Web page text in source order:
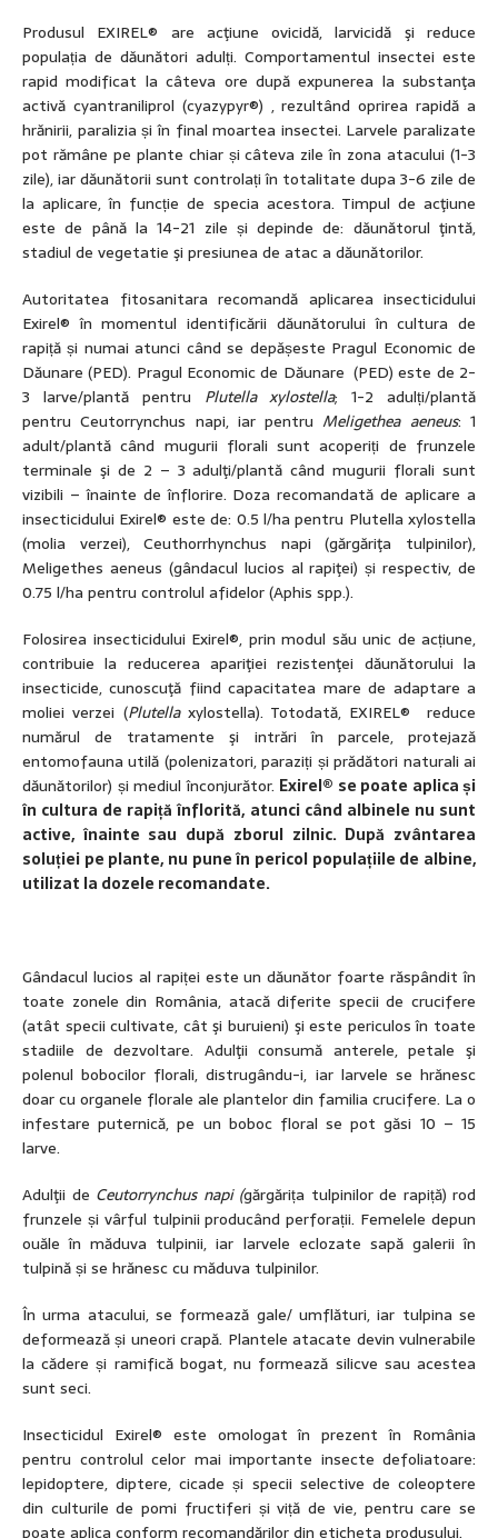
Produsul EXIREL® are acţiune ovicidă, larvicidă şi reduce
populația de dăunători adulți. Comportamentul insectei este
rapid modificat la câteva ore după expunerea la substanţa
activă cyantraniliprol (cyazypyr®) , rezultând oprirea rapidă a
hrănirii, paralizia și în final moartea insectei. Larvele paralizate
pot rămâne pe plante chiar și câteva zile în zona atacului (1-3
zile), iar dăunătorii sunt controlați în totalitate dupa 3-6 zile de
la aplicare, în funcție de specia acestora. Timpul de acţiune
este de până la 14-21 zile și depinde de: dăunătorul ţintă,
stadiul de vegetatie şi presiunea de atac a dăunătorilor.
Autoritatea fitosanitara recomandă aplicarea insecticidului
Exirel® în momentul identificării dăunătorului în cultura de
rapiță și numai atunci când se depășeste Pragul Economic de
Dăunare (PED). Pragul Economic de Dăunare (PED) este de 2-
3 larve/plantă pentru Plutella xylostella; 1-2 adulți/plantă
pentru Ceutorrynchus napi, iar pentruMeligethea aeneus: 1
adult/plantă când mugurii florali sunt acoperiți de frunzele
terminale şi de 2 – 3 adulţi/plantă când mugurii florali sunt
vizibili – înainte de înflorire. Doza recomandată de aplicare a
insecticidului Exirel® este de: 0.5 l/ha pentru Plutella xylostella
(molia verzei), Ceuthorrhynchus napi (gărgăriţa tulpinilor),
Meligethes aeneus (gândacul lucios al rapiţei) și respectiv, de
0.75 l/ha pentru controlul afidelor (Aphis spp.).
Folosirea insecticidului Exirel®, prin modul său unic de acțiune,
contribuie la reducerea apariţiei rezistenţei dăunătorului la
insecticide, cunoscuţă fiind capacitatea mare de adaptare a
moliei verzei (Plutella xylostella). Totodată, EXIREL® reduce
numărul de tratamente şi intrări în parcele, protejază
entomofauna utilă (polenizatori, paraziți și prădători naturali ai
dăunătorilor) și mediul înconjurător. Exirel® se poate aplica și
în cultura de rapiță înflorită, atunci când albinele nu sunt
active, înainte sau după zborul zilnic. După zvântarea
soluției pe plante, nu pune în pericol populațiile de albine,
utilizat la dozele recomandate.
Gândacul lucios al rapiței este un dăunător foarte răspândit în
toate zonele din România, atacă diferite specii de crucifere
(atât specii cultivate, cât şi buruieni) şi este periculos în toate
stadiile de dezvoltare. Adulţii consumă anterele, petale şi
polenul bobocilor florali, distrugându-i, iar larvele se hrănesc
doar cu organele florale ale plantelor din familia crucifere. La o
infestare puternică, pe un boboc floral se pot găsi 10 – 15
larve.
Adulţii de Ceutorrynchus napi (gărgărița tulpinilor de rapiță) rod
frunzele și vârful tulpinii producând perforații. Femelele depun
ouăle în măduva tulpinii, iar larvele eclozate sapă galerii în
tulpină și se hrănesc cu măduva tulpinilor.
În urma atacului, se formează gale/ umflături, iar tulpina se
deformează și uneori crapă. Plantele atacate devin vulnerabile
la cădere și ramifică bogat, nu formează silicve sau acestea
sunt seci.
Insecticidul Exirel® este omologat în prezent în România
pentru controlul celor mai importante insecte defoliatoare:
lepidoptere, diptere, cicade și specii selective de coleoptere
din culturile de pomi fructiferi și viță de vie, pentru care se
poate aplica conform recomandărilor din eticheta produsului.